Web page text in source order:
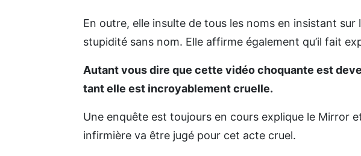
En outre, elle insulte de tous les noms en insistant sur
stupidité sans nom. Elle affirme également qu’il fait
Autant vous dire que cette vidéo choquante est
tant elle est incroyablement cruelle.
Une enquête est toujours en cours explique le Mirror
infirmière va être jugé pour cet acte cruel.